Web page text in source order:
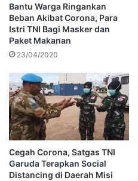
Bantu Warga Ringankan
Beban Akibat Corona, Para
Istri TNI Bagi Masker dan
Paket Makanan
23/04/2020
Cegah Corona, Satgas TNI
Garuda Terapkan Social
Distancing di Daerah Misi